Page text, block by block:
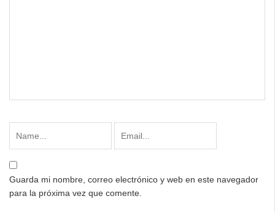
Guarda mi nombre, correo electrónico y web en este navegador
para la próxima vez que comente.